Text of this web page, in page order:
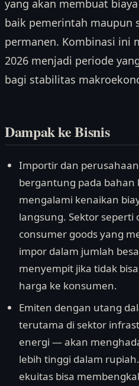
yang akan membuat
baik pemerintah maupun
permanen. Kombinasi ini
2026 menjadi periode
bagi stabilitas
Dampak ke Bisnis
Importir dan
bergantung pada bahan
mengalami kenaikan
langsung. Sektor
consumer goods yang
impor dalam jumlah
menyempit jika tidak
harga ke konsumen.
Emiten dengan utang
terutama di sektor
energi — akan
lebih tinggi dalam
ekuitas bisa